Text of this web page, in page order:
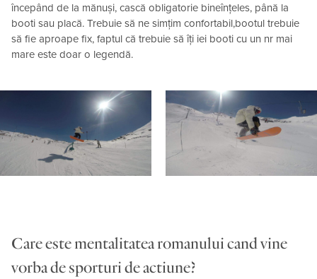
începând de la mănuși, cască obligatorie bineînțeles, până la
booti sau placă. Trebuie să ne simțim confortabil,bootul trebuie
să fie aproape fix, faptul că trebuie să îți iei booti cu un nr mai
mare este doar o legendă.
Care este mentalitatea romanului cand vine
vorba de sporturi de actiune?